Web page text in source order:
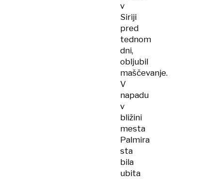
v
Siriji
pred
tednom
dni,
obljubil
maščevanje.
V
napadu
v
bližini
mesta
Palmira
sta
bila
ubita